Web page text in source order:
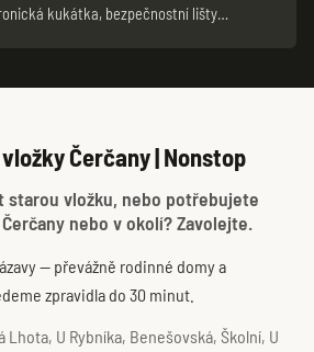
kukátka, bezpečnostní lišty…
Čerčany | Nonstop
starou vložku, nebo potřebujete
nebo v okolí? Zavolejte.
— převážně rodinné domy a
zpravidla do 30 minut.
Lhota, U Rybníka, Benešovská, Školní, U